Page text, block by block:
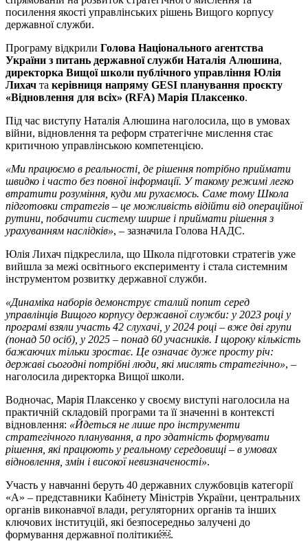
посилення якості управлінських рішень Вищого корпусу
державної служби.
Програму відкрили Голова Національного агентства
України з питань державної служби Наталія Алюшина,
директорка Вищої школи публічного управління Юлія
Лихач та керівниця напряму GESI планування проєкту
«Відновлення для всіх» (RFA) Марія Плаксенко.
Під час виступу Наталія Алюшина наголосила, що в умовах
війни, відновлення та реформ стратегічне мислення стає
критичною управлінською компетенцією.
«Ми працюємо в реальності, де рішення потрібно приймати
швидко і часто без повної інформації. У такому режимі легко
втратити розуміння, куди ми рухаємось. Саме тому Школа
підготовки стратегів – це можливість відійти від операційної
рутини, побачити систему ширше і приймати рішення з
урахуванням наслідків», – зазначила Голова НАДС.
Юлія Лихач підкреслила, що Школа підготовки стратегів уже
вийшла за межі освітнього експерименту і стала системним
інструментом розвитку державної служби.
«Динаміка наборів демонструє сталий попит серед
управлінців Вищого корпусу державної служби: у 2023 році у
програмі взяли участь 42 слухачі, у 2024 році – вже дві групи
(понад 50 осіб), у 2025 – понад 60 учасників. І щороку кількість
бажаючих тільки зростає. Це означає дуже просту річ:
державі сьогодні потрібні люди, які мислять стратегічно», –
наголосила директорка Вищої школи.
Водночас, Марія Плаксенко у своєму виступі наголосила на
практичній складовій програми та її значенні в контексті
відновлення: «Йдеться не лише про інструменти
стратегічного планування, а про здатність формувати
рішення, які працюють у реальному середовищі – в умовах
відновлення, змін і високої невизначеності».
Участь у навчанні беруть 40 державних службовців категорії
«А» – представники Кабінету Міністрів України, центральних
органів виконавчої влади, регуляторних органів та інших
ключових інституцій, які безпосередньо залучені до
формування державної політики￼.